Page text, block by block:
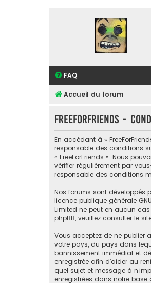
FAQ
Accueil du forum
FreeForFriends -
En accédant à «
responsable des conditions
« FreeForFriends ». Nous
vérifier régulièrement par
responsable des conditions
Nos forums sont développés
licence publique générale
Limited ne peut en aucun
phpBB, veuillez consulter le
Vous acceptez de ne publier
votre pays, du pays dans
bannissement immédiat et
enregistrée afin d’aider au
quel sujet et message à
enregistrées dans notre base